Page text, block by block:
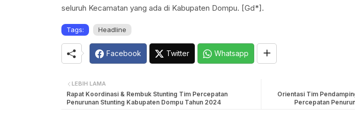
seluruh Kecamatan yang ada di Kabupaten Dompu. [Gd*].
Tags: Headline
Facebook Twitter Whatsapp
Orientasi Tim
Percepatan
LEBIH LAMA
Rapat Koordinasi & Rembuk Stunting Tim Percepatan
Penurunan Stunting Kabupaten Dompu Tahun 2024